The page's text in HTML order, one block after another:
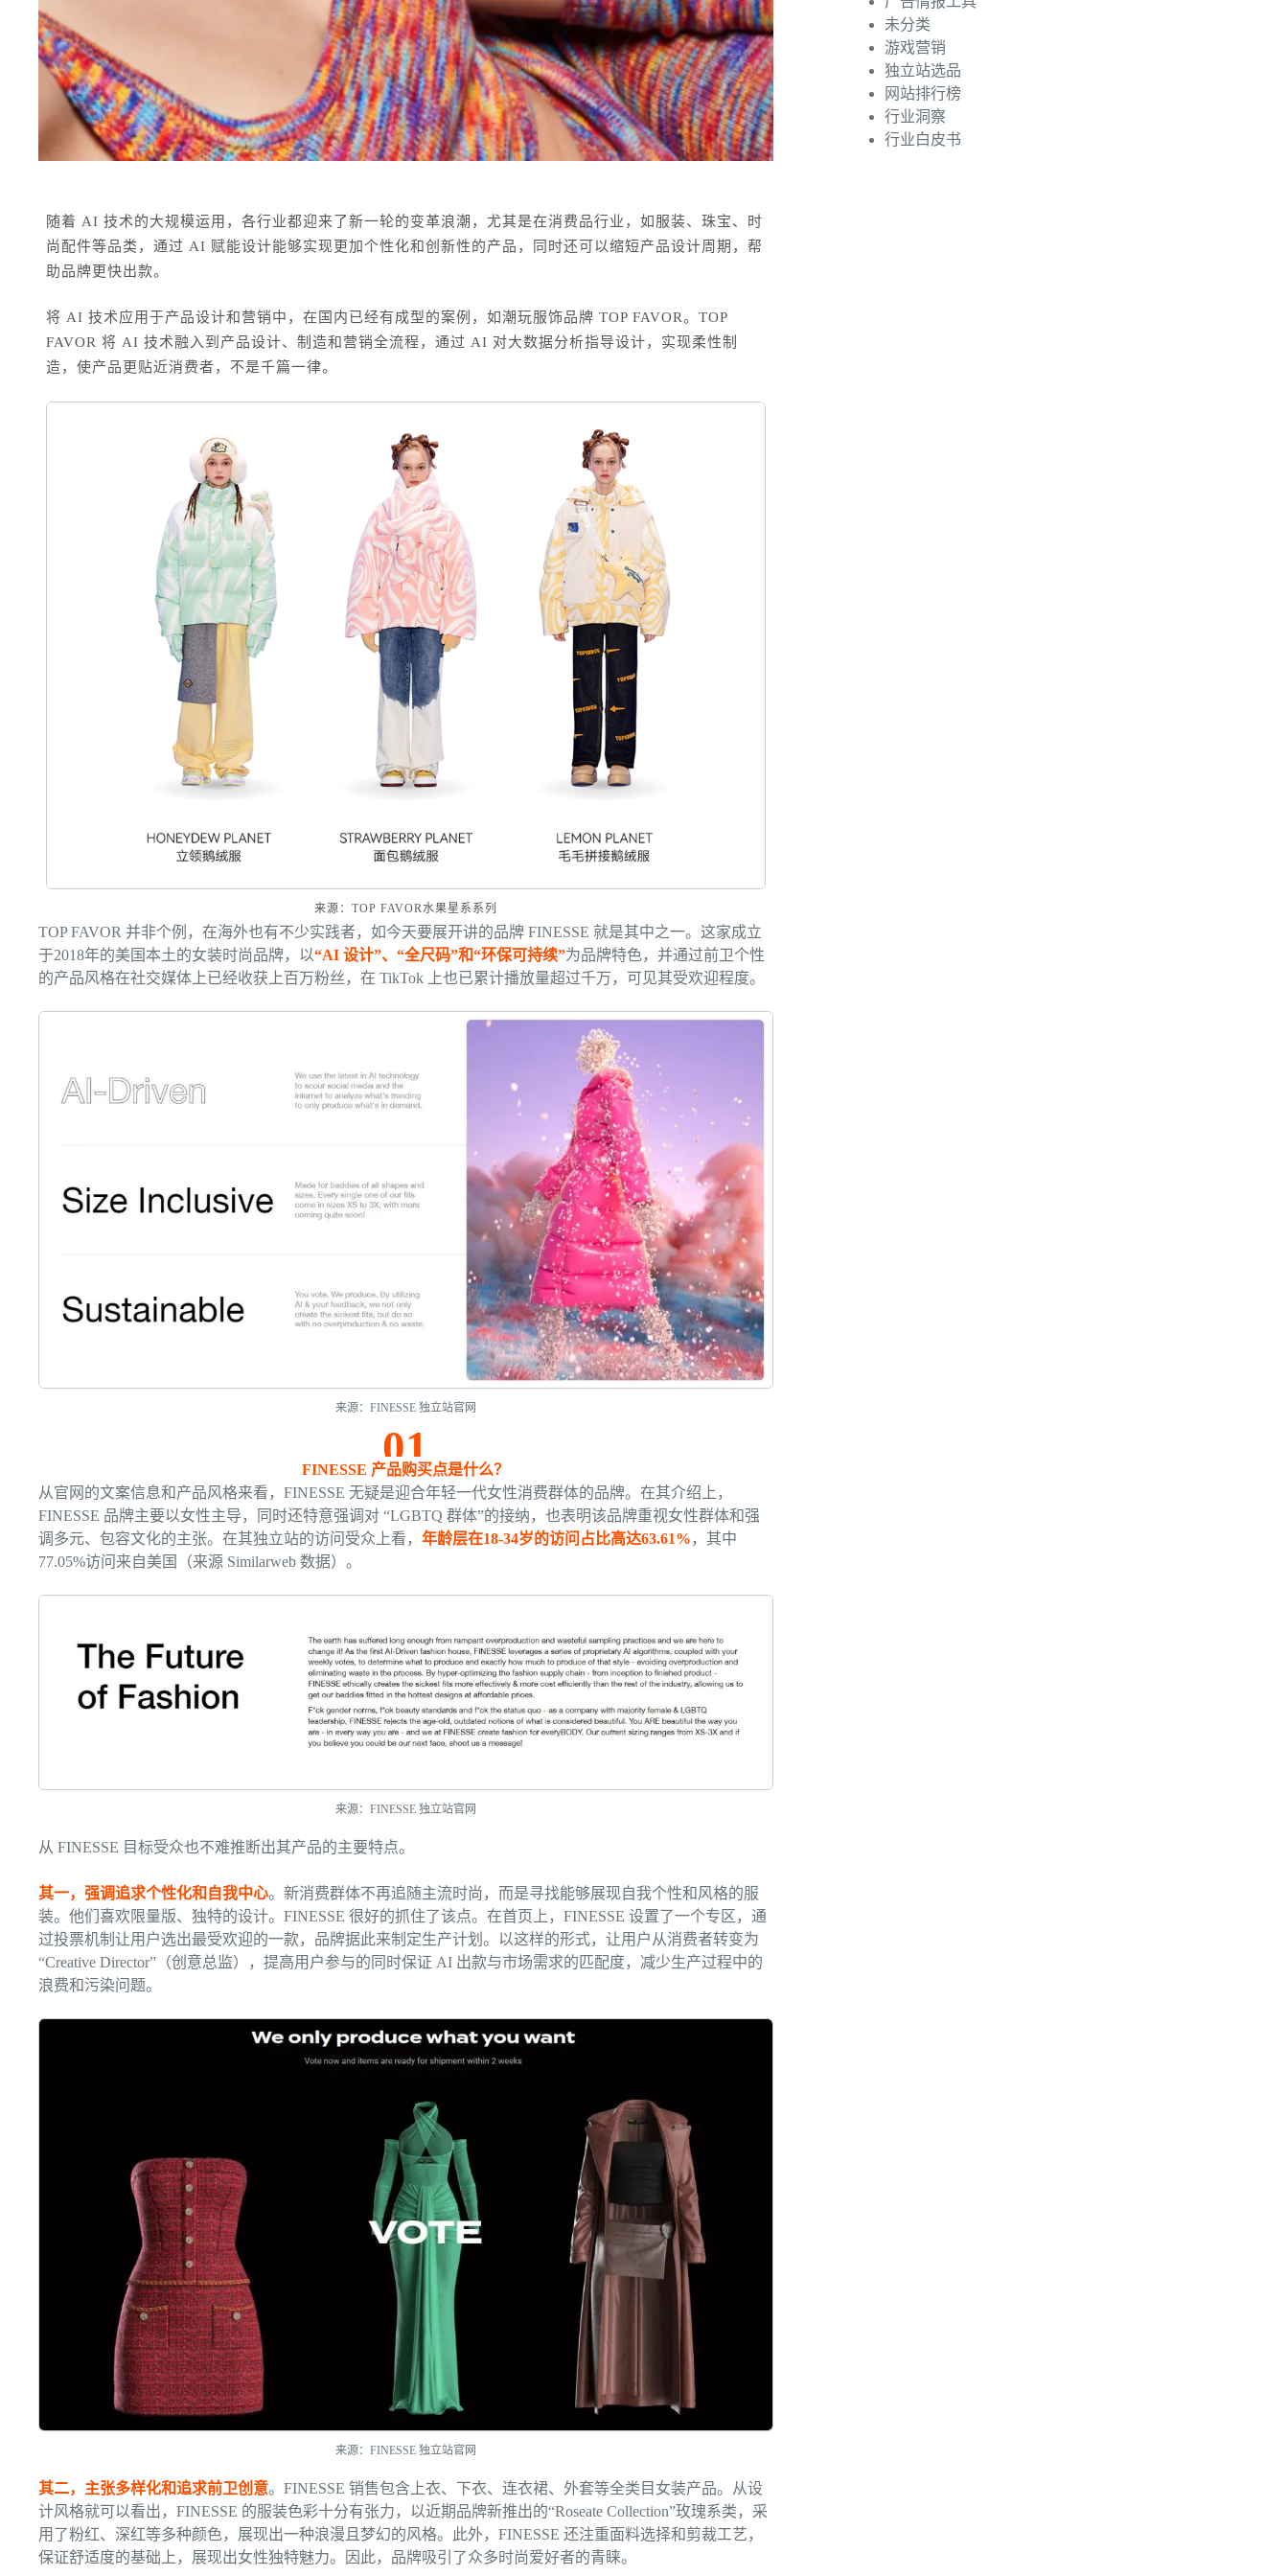
随着 AI 技术的大规模运用，各行业都迎来了新一轮的变革浪潮，尤其是在消费品行业，如服装、珠宝、时
尚配件等品类，通过 AI 赋能设计能够实现更加个性化和创新性的产品，同时还可以缩短产品设计周期，帮
助品牌更快出款。
将 AI 技术应用于产品设计和营销中，在国内已经有成型的案例，如潮玩服饰品牌 TOP FAVOR。TOP
FAVOR 将 AI 技术融入到产品设计、制造和营销全流程，通过 AI 对大数据分析指导设计，实现柔性制
造，使产品更贴近消费者，不是千篇一律。
来源：TOP FAVOR水果星系系列
TOP FAVOR 并非个例，在海外也有不少实践者，如今天要展开讲的品牌 FINESSE 就是其中之一。这家成立
于2018年的美国本土的女装时尚品牌，以“AI 设计”、“全尺码”和“环保可持续”为品牌特色，并通过前卫个性
的产品风格在社交媒体上已经收获上百万粉丝，在 TikTok 上也已累计播放量超过千万，可见其受欢迎程度。
来源：FINESSE 独立站官网
01
FINESSE 产品购买点是什么？
从官网的文案信息和产品风格来看，FINESSE 无疑是迎合年轻一代女性消费群体的品牌。在其介绍上，
FINESSE 品牌主要以女性主导，同时还特意强调对 “LGBTQ 群体”的接纳，也表明该品牌重视女性群体和强
调多元、包容文化的主张。在其独立站的访问受众上看， 年龄层在18-34岁的访问占比高达63.61% ，其中
77.05%访问来自美国（来源 Similarweb 数据）。
来源：FINESSE 独立站官网
从 FINESSE 目标受众也不难推断出其产品的主要特点。
其一，强调追求个性化和自我中心。新消费群体不再追随主流时尚，而是寻找能够展现自我个性和风格的服
装。他们喜欢限量版、独特的设计。FINESSE 很好的抓住了该点。在首页上，FINESSE 设置了一个专区，通
过投票机制让用户选出最受欢迎的一款，品牌据此来制定生产计划。以这样的形式，让用户从消费者转变为
“Creative Director”（创意总监），提高用户参与的同时保证 AI 出款与市场需求的匹配度，减少生产过程中的
浪费和污染问题。
来源：FINESSE 独立站官网
其二，主张多样化和追求前卫创意。FINESSE 销售包含上衣、下衣、连衣裙、外套等全类目女装产品。从设
计风格就可以看出，FINESSE 的服装色彩十分有张力，以近期品牌新推出的“Roseate Collection”玫瑰系类，采
用了粉红、深红等多种颜色，展现出一种浪漫且梦幻的风格。此外，FINESSE 还注重面料选择和剪裁工艺，
保证舒适度的基础上，展现出女性独特魅力。因此，品牌吸引了众多时尚爱好者的青睐。
未分类
游戏营销
独立站选品
网站排行榜
行业洞察
行业白皮书